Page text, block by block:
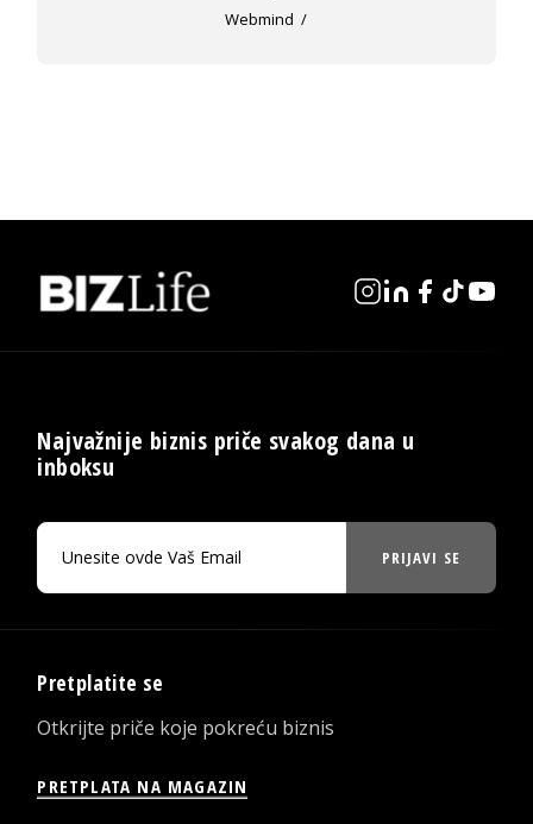
Webmind
Najvažnije biznis priče svakog dana u
inboksu
PRIJAVI SE
Pretplatite se
Otkrijte priče koje pokreću biznis
PRETPLATA NA MAGAZIN